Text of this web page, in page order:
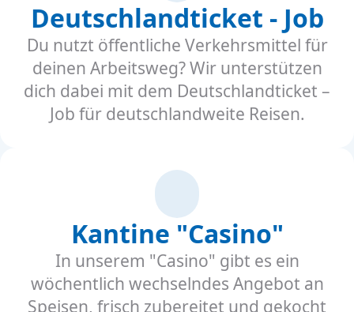
Deutschlandticket - Job
Du nutzt öffentliche Verkehrsmittel für
deinen Arbeitsweg? Wir unterstützen
dich dabei mit dem Deutschlandticket –
Job für deutschlandweite Reisen.
Kantine "Casino"
In unserem "Casino" gibt es ein
wöchentlich wechselndes Angebot an
Speisen, frisch zubereitet und gekocht